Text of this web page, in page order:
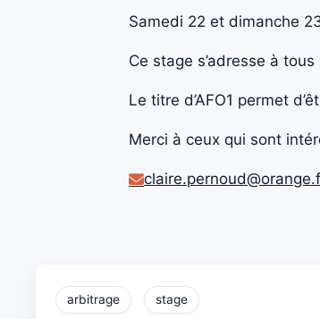
Samedi 22 et dimanche
Ce stage s’adresse à
Le titre d’AFO1 permet
Merci à ceux qui sont
arbitrage stage